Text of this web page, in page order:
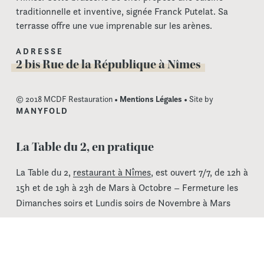
traditionnelle et inventive, signée Franck Putelat. Sa
terrasse offre une vue imprenable sur les arènes.
ADRESSE
2 bis Rue de la République à Nîmes
© 2018 MCDF Restauration • Mentions Légales • Site by
MANYFOLD
La Table du 2, en pratique
La Table du 2, restaurant à Nîmes, est ouvert 7/7, de 12h à
15h et de 19h à 23h de Mars à Octobre – Fermeture les
Dimanches soirs et Lundis soirs de Novembre à Mars